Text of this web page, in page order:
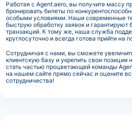
Работая с Agent.aero, вы получите массу
бронировать билеты по
особыми условиями. Наши современные
быструю обработку заявок и гарантируют
транзакций. К тому же, наша служба
круглосуточно и всегда готова прийти на
Сотрудничая с нами, вы сможете
клиентскую базу и укрепить свои позиции
стать частью процветающей команды
на нашем сайте прямо сейчас и оцените
сотрудничества!